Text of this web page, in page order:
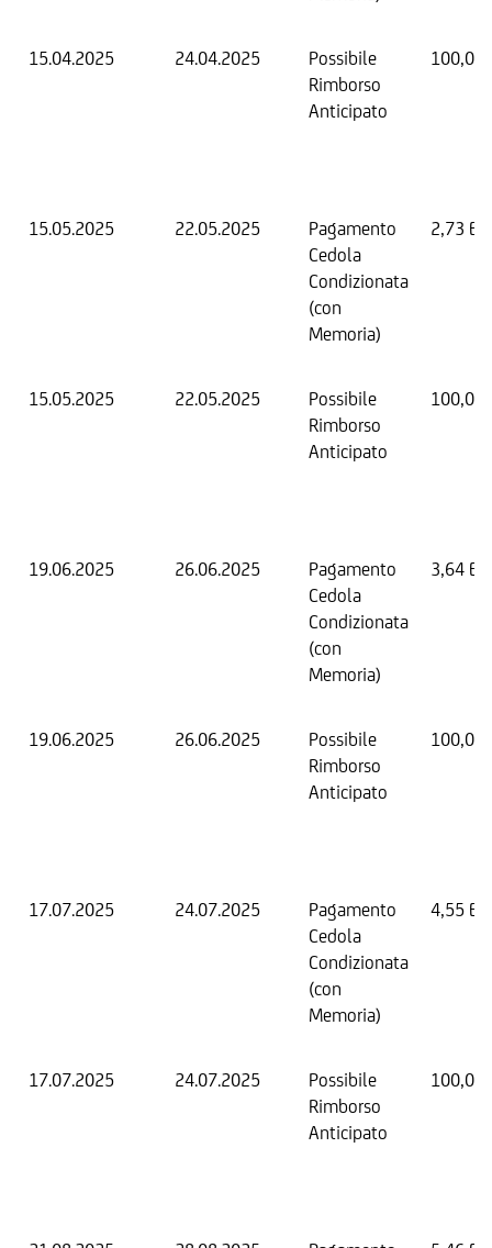
15.04.2025 24.04.2025
Possibile
Rimborso
Anticipato
100,00
15.05.2025 22.05.2025
Pagamento
Cedola
Condizionata
(con
Memoria)
2,73
15.05.2025 22.05.2025
Possibile
Rimborso
Anticipato
100,00
19.06.2025 26.06.2025
Pagamento
Cedola
Condizionata
(con
Memoria)
3,64
19.06.2025 26.06.2025
Possibile
Rimborso
Anticipato
100,00
17.07.2025 24.07.2025
Pagamento
Cedola
Condizionata
(con
Memoria)
4,55
17.07.2025 24.07.2025
Possibile
Rimborso
Anticipato
100,00